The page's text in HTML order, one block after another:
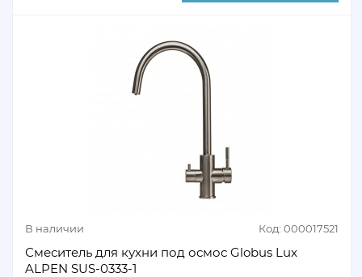
В наличии Код: 000017521
Смеситель для кухни под осмос Globus Lux
ALPEN SUS-0333-1